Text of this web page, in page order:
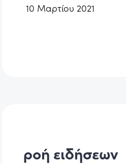
10 Μαρτίου 2021
ροή ειδήσεων